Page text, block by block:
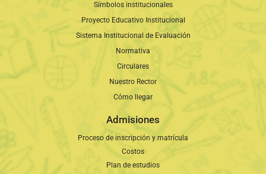
Símbolos institucionales
Proyecto Educativo Institucional
Sistema Institucional de Evaluación
Normativa
Circulares
Nuestro Rector
Cómo llegar
Admisiones
Proceso de inscripción y matrícula
Costos
Plan de estudios